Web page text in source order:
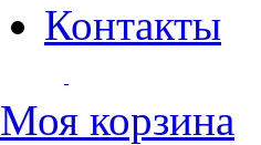
Контакты
Моя корзина